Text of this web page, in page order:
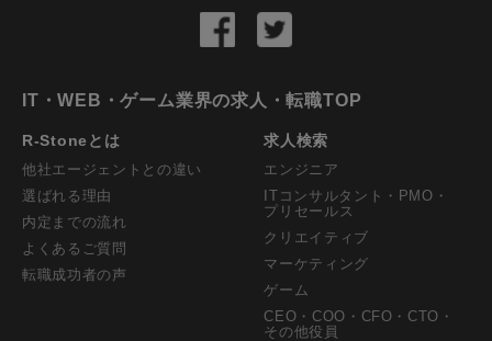
IT・WEB・ゲーム業界の求人・転職TOP
R-Stoneとは
他社エージェントとの違い
選ばれる理由
内定までの流れ
よくあるご質問
転職成功者の声
求人検索
エンジニア
ITコンサルタント・PMO・
プリセールス
クリエイティブ
マーケティング
ゲーム
CEO・COO・CFO・CTO・
その他役員